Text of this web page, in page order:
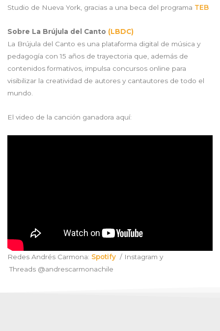
Studio de Nueva York, gracias a una beca del programa TEB
Sobre La Brújula del Canto (LBDC)
La Brújula del Canto es una plataforma digital de música y
pedagogía con 15 años de trayectoria que, además de
contenidos formativos, impulsa concursos online para
visibilizar la creatividad de autores y cantautores de todo el
mundo.
El video de la canción ganadora aquí:
Redes Andrés Carmona: Spotify / Instagram y
Threads @andrescarmonachile